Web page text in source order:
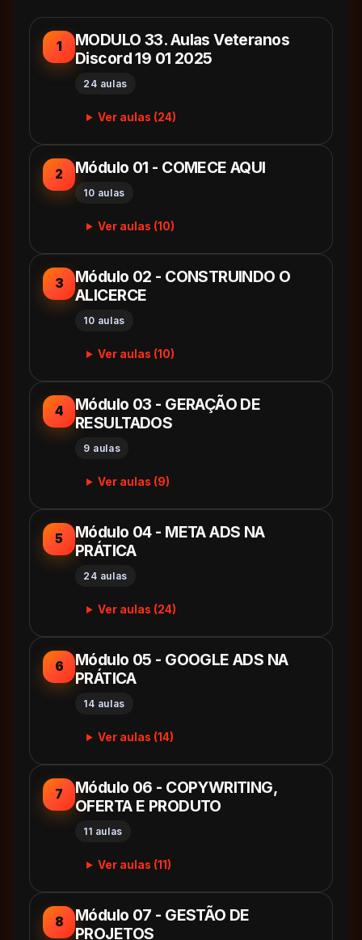
1
MODULO 33. Aulas Veteranos
Discord 19 01 2025
24 aulas
Ver aulas (24)
2 Módulo 01 - COMECE AQUI
10 aulas
Ver aulas (10)
3
Módulo 02 - CONSTRUINDO O
ALICERCE
10 aulas
Ver aulas (10)
4
Módulo 03 - GERAÇÃO DE
RESULTADOS
9 aulas
Ver aulas (9)
5
Módulo 04 - META ADS NA
PRÁTICA
24 aulas
Ver aulas (24)
6
Módulo 05 - GOOGLE ADS NA
PRÁTICA
14 aulas
Ver aulas (14)
7
Módulo 06 - COPYWRITING,
OFERTA E PRODUTO
11 aulas
Ver aulas (11)
8
Módulo 07 - GESTÃO DE
PROJETOS